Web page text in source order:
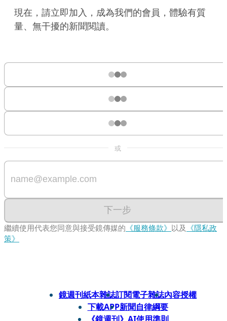
現在，請立即加入，成為我們的會員，體驗有質
量、無干擾的新聞閱讀。
或
下一步
繼續使用代表您同意與接受鏡傳媒的 《服務條款》 以及 《隱私政
策》
鏡週刊紙本雜誌訂閱電子雜誌內容授權
下載APP新聞自律綱要